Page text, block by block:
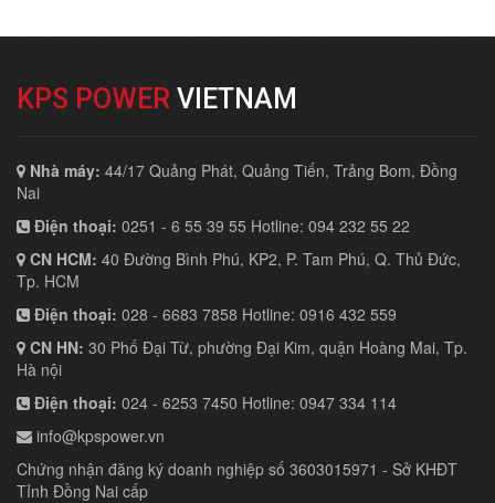
KPS POWER VIETNAM
Nhà máy: 44/17 Quảng Phát, Quảng Tiến, Trảng Bom, Đồng
Nai
Điện thoại: 0251 - 6 55 39 55 Hotline: 094 232 55 22
CN HCM: 40 Đường Bình Phú, KP2, P. Tam Phú, Q. Thủ Đức,
Tp. HCM
Điện thoại: 028 - 6683 7858 Hotline: 0916 432 559
CN HN: 30 Phố Đại Từ, phường Đại Kim, quận Hoàng Mai, Tp.
Hà nội
Điện thoại: 024 - 6253 7450 Hotline: 0947 334 114
info@kpspower.vn
Chứng nhận đăng ký doanh nghiệp số 3603015971 - Sở KHĐT
Tỉnh Đồng Nai cấp